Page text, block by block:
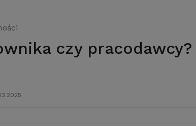
czy pracodawcy?